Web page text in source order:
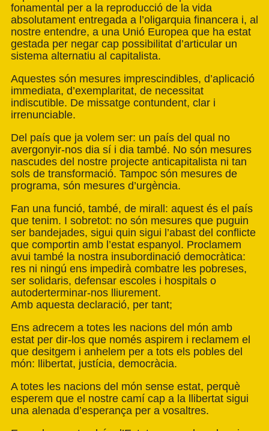
fonamental per a la reproducció de la vida
absolutament entregada a l’oligarquia financera i, al
nostre entendre, a una Unió Europea que ha estat
gestada per negar cap possibilitat d’articular un
sistema alternatiu al capitalista.
Aquestes són mesures imprescindibles, d’aplicació
immediata, d’exemplaritat, de necessitat
indiscutible. De missatge contundent, clar i
irrenunciable.
Del país que ja volem ser: un país del qual no
avergonyir-nos dia sí i dia també. No són mesures
nascudes del nostre projecte anticapitalista ni tan
sols de transformació. Tampoc són mesures de
programa, són mesures d’urgència.
Fan una funció, també, de mirall: aquest és el país
que tenim. I sobretot: no són mesures que puguin
ser bandejades, sigui quin sigui l’abast del conflicte
que comportin amb l’estat espanyol. Proclamem
avui també la nostra insubordinació democràtica:
res ni ningú ens impedirà combatre les pobreses,
ser solidaris, defensar escoles i hospitals o
autoderterminar-nos lliurement.
Amb aquesta declaració, per tant;
Ens adrecem a totes les nacions del món amb
estat per dir-los que només aspirem i reclamem el
que desitgem i anhelem per a tots els pobles del
món: llibertat, justícia, democràcia.
A totes les nacions del món sense estat, perquè
esperem que el nostre camí cap a la llibertat sigui
una alenada d’esperança per a vosaltres.